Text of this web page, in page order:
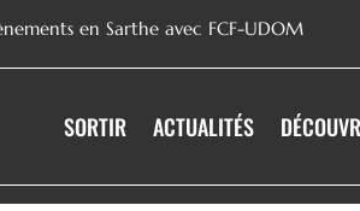
en Sarthe avec FCF-UDOM
SORTIR ACTUALITÉS